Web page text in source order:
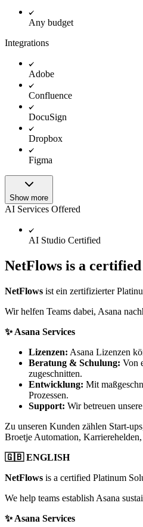
Any budget
Integrations
Adobe
Confluence
DocuSign
Dropbox
Figma
Show more
AI Services Offered
AI Studio Certified
NetFlows is a
NetFlows ist ein zertifizierter
Wir helfen Teams dabei, Asana
✨ Asana Services
Lizenzen: Asana Lizenzen
Beratung & Schulung: Von
zugeschnitten.
Entwicklung: Mit
Prozessen.
Support: Wir betreuen
Zu unseren Kunden zählen Start-
Broetje Automation,
🇬🇧 ENGLISH
NetFlows is a certified Platinum
We help teams establish Asana
✨ Asana Services